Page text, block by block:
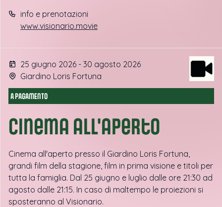
info e prenotazioni
www.visionario.movie
25 giugno 2026 - 30 agosto 2026
Giardino Loris Fortuna
A PAGAMENTO
Cinema all'aperto
Cinema all'aperto presso il Giardino Loris Fortuna,
grandi film della stagione, film in prima visione e titoli per
tutta la famiglia. Dal 25 giugno e luglio dalle ore 21:30 ad
agosto dalle 21:15. In caso di maltempo le proiezioni si
sposteranno al Visionario.